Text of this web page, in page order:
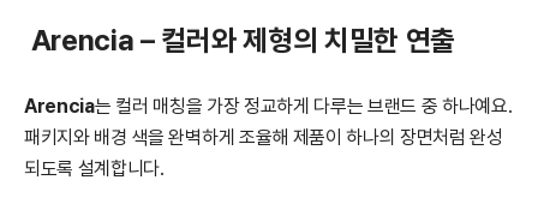
Arencia – 컬러와 제형의 치밀한 연출
Arencia는 컬러 매칭을 가장 정교하게 다루는 브랜드 중 하나예요.
패키지와 배경 색을 완벽하게 조율해 제품이 하나의 장면처럼 완성
되도록 설계합니다.